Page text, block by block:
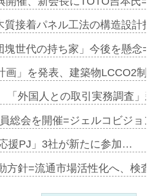
質接着パネル工法の構造設
塊世代の持ち家」今後を懸
画」を発表、建築物LCCO2
「外国人との取引実務調査
総会を開催=ジェルコビジ
援PJ」3社が新たに参加…
方針=流通市場活性化へ、検